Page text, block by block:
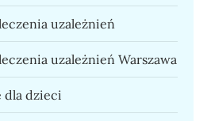
uzależnień
uzależnień Warszawa
dla dzieci